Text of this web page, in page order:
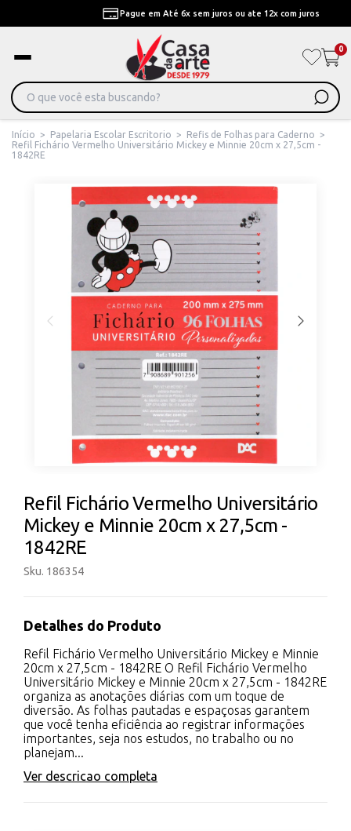
Pague em Até 6x sem juros ou ate 12x com juros
0
Início > Papelaria Escolar Escritorio > Refis de Folhas para Caderno >
Refil Fichário Vermelho Universitário Mickey e Minnie 20cm x 27,5cm -
1842RE
Refil Fichário Vermelho Universitário
Mickey e Minnie 20cm x 27,5cm -
1842RE
Sku. 186354
Detalhes do Produto
Refil Fichário Vermelho Universitário Mickey e Minnie
20cm x 27,5cm - 1842RE O Refil Fichário Vermelho
Universitário Mickey e Minnie 20cm x 27,5cm - 1842RE
organiza as anotações diárias com um toque de
diversão. As folhas pautadas e espaçosas garantem
que você tenha eficiência ao registrar informações
importantes, seja nos estudos, no trabalho ou no
planejam...
Ver descricao completa